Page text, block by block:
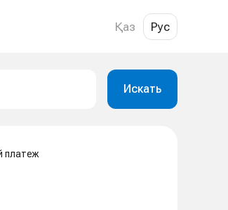
Қаз Рус
Искать
платеж